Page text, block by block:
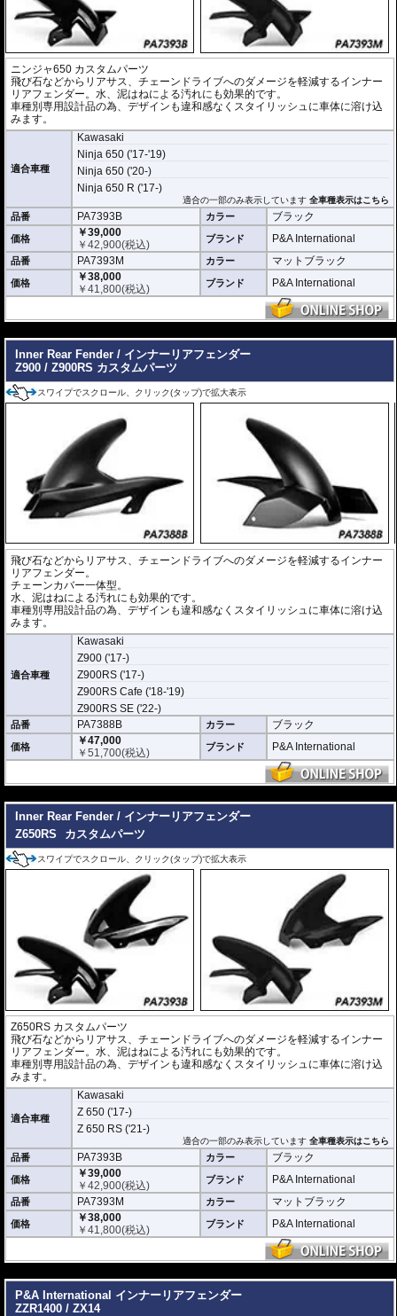
ニンジャ650 カスタムパーツ
飛び石などからリアサス、チェーンドライブへのダメージを軽減するインナー
リアフェンダー。水、泥はねによる汚れにも効果的です。
車種別専用設計品の為、デザインも違和感なくスタイリッシュに車体に溶け込
みます。
適合車種
Kawasaki
Ninja 650 ('17-'19)
Ninja 650 ('20-)
Ninja 650 R ('17-)
適合の一部のみ表示しています全車種表示はこちら
品番 PA7393B カラー ブラック
価格
￥39,000
￥42,900(税込) ブランド P&A International
品番 PA7393M カラー マットブラック
価格
￥38,000
￥41,800(税込) ブランド P&A International
Inner Rear Fender / インナーリアフェンダー
Z900 / Z900RS カスタムパーツ
スワイプでスクロール、クリック(タップ)で拡大表示
飛び石などからリアサス、チェーンドライブへのダメージを軽減するインナー
リアフェンダー。
チェーンカバー一体型。
水、泥はねによる汚れにも効果的です。
車種別専用設計品の為、デザインも違和感なくスタイリッシュに車体に溶け込
みます。
適合車種
Kawasaki
Z900 ('17-)
Z900RS ('17-)
Z900RS Cafe ('18-'19)
Z900RS SE ('22-)
品番 PA7388B カラー ブラック
価格
￥47,000
￥51,700(税込) ブランド P&A International
Inner Rear Fender / インナーリアフェンダー
Z650RS
カスタムパーツ
スワイプでスクロール、クリック(タップ)で拡大表示
Z650RS カスタムパーツ
飛び石などからリアサス、チェーンドライブへのダメージを軽減するインナー
リアフェンダー。水、泥はねによる汚れにも効果的です。
車種別専用設計品の為、デザインも違和感なくスタイリッシュに車体に溶け込
みます。
適合車種
Kawasaki
Z 650 ('17-)
Z 650 RS ('21-)
適合の一部のみ表示しています全車種表示はこちら
品番 PA7393B カラー ブラック
価格
￥39,000
￥42,900(税込) ブランド P&A International
品番 PA7393M カラー マットブラック
価格
￥38,000
￥41,800(税込) ブランド P&A International
P&A International インナーリアフェンダー
ZZR1400 / ZX14